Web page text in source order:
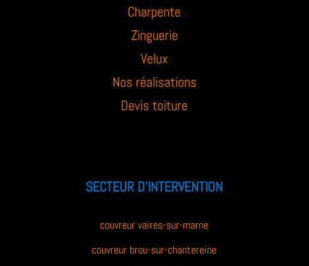
Charpente
Zinguerie
Velux
Nos réalisations
Devis toiture
SECTEUR D’INTERVENTION
couvreur vaires-sur-marne
couvreur brou-sur-chantereine